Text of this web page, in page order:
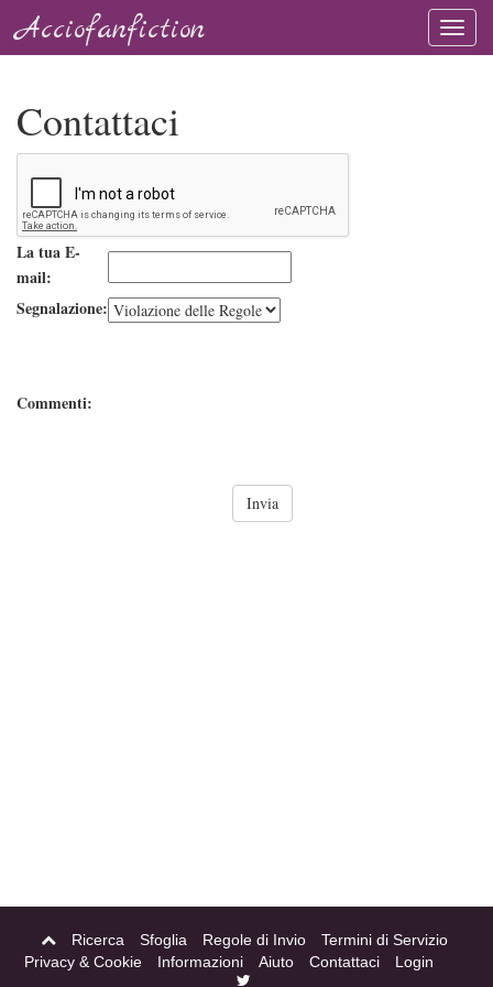
Acciofanfiction
Contattaci
La tua E-
mail:
Segnalazione:
Commenti:
Ricerca Sfoglia Regole di Invio
Termini di Servizio
Privacy & Cookie
Informazioni Aiuto Contattaci Login